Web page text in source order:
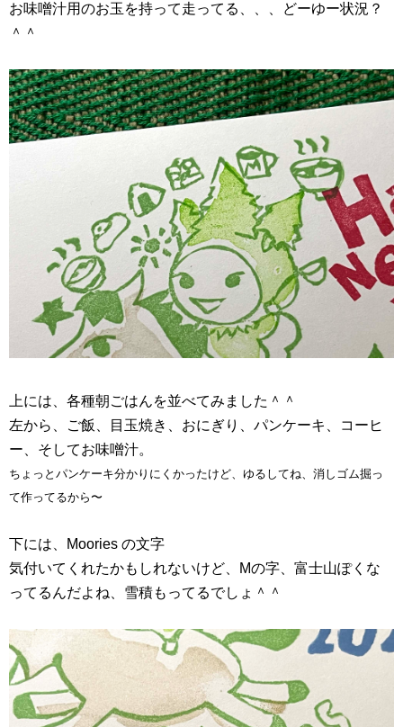
お味噌汁用のお玉を持って走ってる、、、どーゆー状況？
＾＾
上には、各種朝ごはんを並べてみました＾＾
左から、ご飯、目玉焼き、おにぎり、パンケーキ、コーヒ
ー、そしてお味噌汁。
ちょっとパンケーキ分かりにくかったけど、ゆるしてね、消しゴム掘っ
て作ってるから〜
下には、Moories の文字
気付いてくれたかもしれないけど、Mの字、富士山ぽくな
ってるんだよね、雪積もってるでしょ＾＾